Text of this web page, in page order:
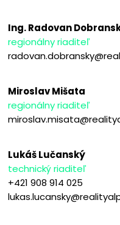
Ing. Radovan
regionálny riaditeľ
Miroslav Mišata
regionálny riaditeľ
Lukáš Lučanský
technický riaditeľ
+421 908 914 025